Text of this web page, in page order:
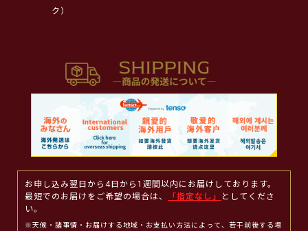
ク）
お申し込み翌日から4日から1週間以内にお届けしております。
最短でのお届けをご希望の場合は、
「指定なし」
としてくださ
い。
※天候・諸事情・お届けする地域・お支払い方法によって、若干前後する場